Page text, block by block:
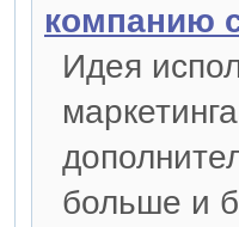
компанию
Идея
больше и